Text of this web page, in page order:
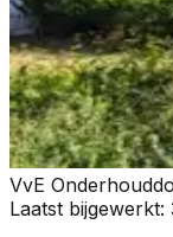
VvE Onderhoud
Laatst bijgewerkt: